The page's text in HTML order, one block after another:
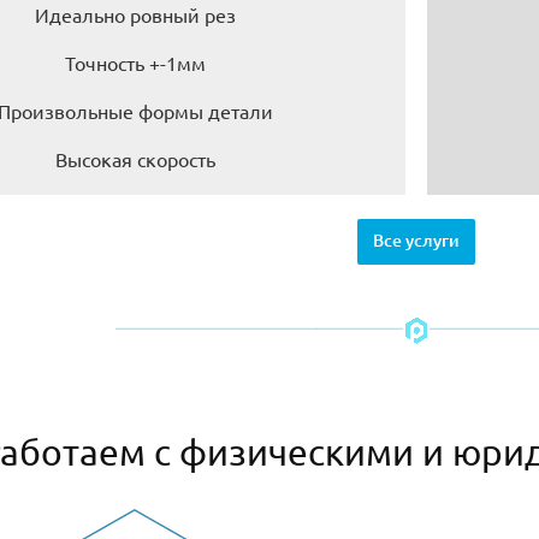
Идеально ровный рез
Точность +-1мм
формы детали
Высокая скорость
Все услуги
с физическими и